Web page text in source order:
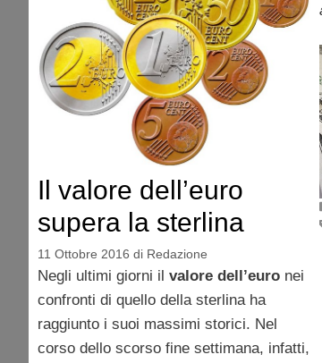
Il valore dell’euro
supera la sterlina
11 Ottobre 2016 di Redazione
Negli ultimi giorni il valore dell’euro nei
confronti di quello della sterlina ha
raggiunto i suoi massimi storici. Nel
corso dello scorso fine settimana, infatti,